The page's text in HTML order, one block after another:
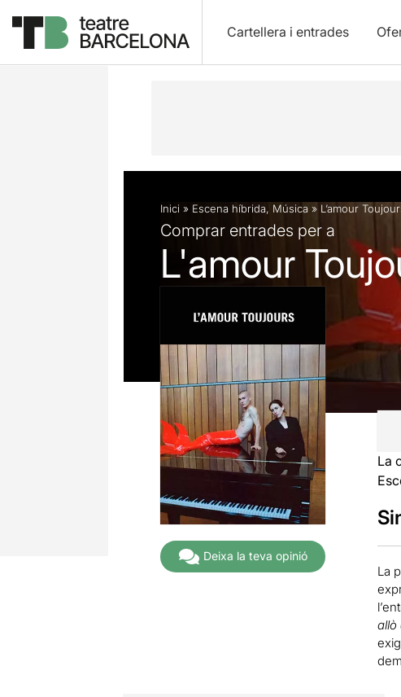
Cartellera i entrades
Descripció Fitxa artística
Inici » Escena híbrida, Música » L’amour
Comprar entrades per a
L'amour
Deixa la teva opinió
La
La
allò